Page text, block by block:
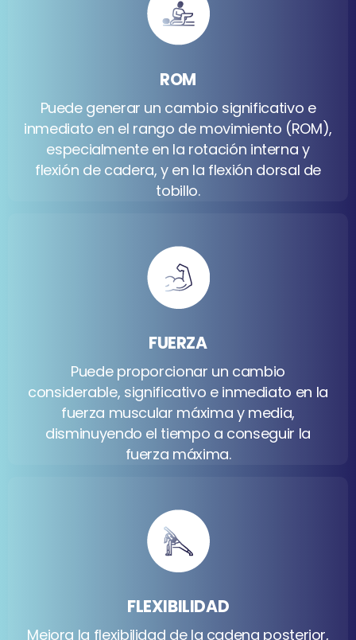
ROM
Puede generar un cambio significativo e
inmediato en el rango de movimiento (ROM),
especialmente en la rotación interna y
flexión de cadera, y en la flexión dorsal de
tobillo.
FUERZA
Puede proporcionar un cambio
considerable, significativo e inmediato en la
fuerza muscular máxima y media,
disminuyendo el tiempo a conseguir la
fuerza máxima.
FLEXIBILIDAD
Mejora la flexibilidad de la cadena posterior,